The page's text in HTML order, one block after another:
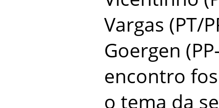
Vargas (PT/
Goergen
encontro
o tema da